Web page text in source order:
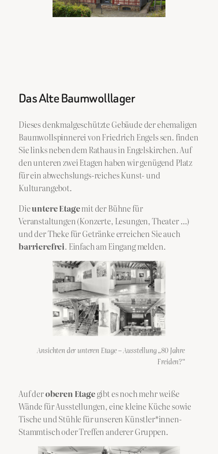
Das Alte Baumwolllager
Dieses denkmalgeschützte Gebäude der ehemaligen
Baumwollspinnerei von Friedrich Engels sen. finden
Sie links neben dem Rathaus in Engelskirchen. Auf
den unteren zwei Etagen haben wir genügend Platz
für ein abwechslungs-reiches Kunst- und
Kulturangebot.
Dieuntere Etagemit der Bühne für
Veranstaltungen (Konzerte, Lesungen, Theater …)
und der Theke für Getränke erreichen Sie auch
barrierefrei. Einfach am Eingang melden.
Ansichten der unteren Etage–Ausstellung „80 Jahre
Freiden?“
Auf deroberen Etagegibt es noch mehr weiße
Wände für Ausstellungen, eine kleine Küche sowie
Tische und Stühle für unseren Künstler*innen-
Stammtisch oder Treffen anderer Gruppen.